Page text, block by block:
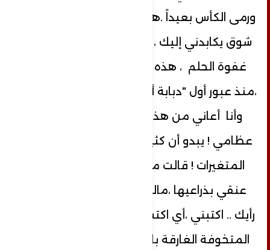
ورمى الكأس بعيداً .ها قد أسفر الصبح عن
شوق يكابدني إليك ، قطرات الندى توقظ
غفوة الحلم ، هذه ليلة شديدة البرودة
،منذ عبور أول "دبابة أمريكية "لجسر بغداد"
وأنا أعاني من هذا الصقيع في نقي
عظامي ! يبدو أن كثيراً من الأشياء خربتها
المتغيرات ! قالت ميساء وهي تطوق
عنقي بذراعيها ،مالك ولهذا الوجع .شو
رأيك .. اكتبني ،أي اكتب عني ، ويح أصابعي
المتخوفة الغارقة بالحبر ،يا للهفة قلبي